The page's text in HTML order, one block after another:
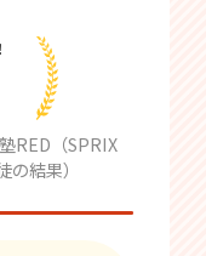
RED（SPRIX
結果）